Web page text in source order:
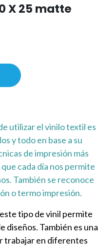
X 25 matte
utilizar el vinilo textil es
y todo en base a su
de impresión más
cada día nos permite
También se reconoce
o termo impresión.
tipo de vinil permite
diseños. También es una
trabajar en diferentes